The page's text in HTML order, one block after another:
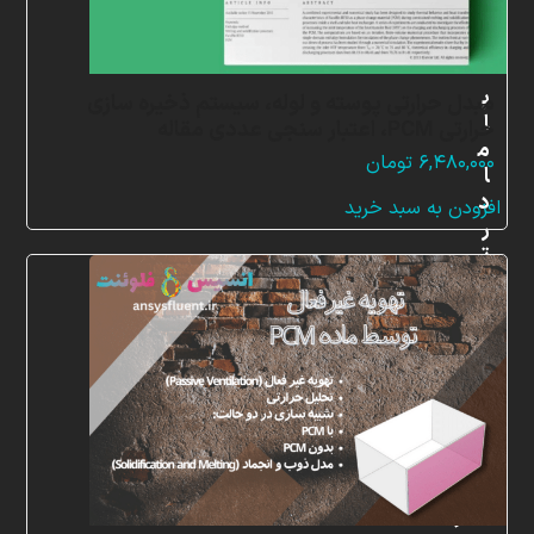
مبدل حرارتی پوسته و لوله، سیستم ذخیره سازی
حرارتی PCM، اعتبار سنجی عددی مقاله
۶,۴۸۰,۰۰۰ تومان
افزودن به سبد خرید
ب
ا
م
ا
د
ر
ت
م
ا
س
ب
ا
ش
ی
د